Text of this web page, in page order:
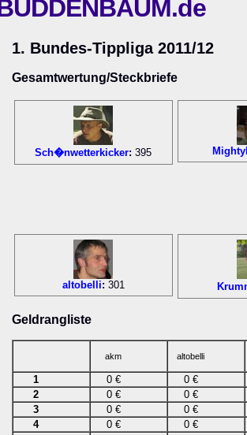
BUDDENBAUM.de
1. Bundes-Tippliga 2011/12
Gesamtwertung/Steckbriefe
Sch�nwetterkicker: 395
altobelli: 301
Geldrangliste
akm altobelli
1 0 €
0 €
2
0 €
0 €
3
0 €
0 €
4
0 €
0 €